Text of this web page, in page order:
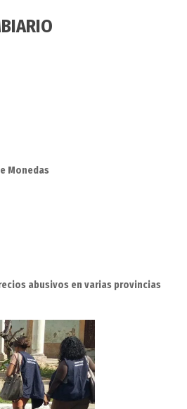
Monedas
abusivos en varias provincias